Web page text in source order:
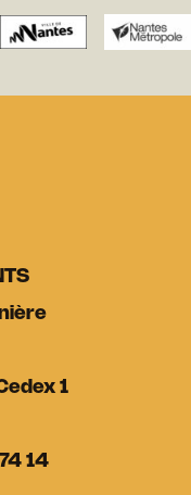
1
14